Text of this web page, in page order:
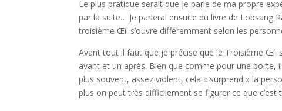
Le plus pratique serait que je parle de ma propre
par la suite… Je parlerai ensuite du livre de Lobsang
troisième Œil s’ouvre différemment selon les
Avant tout il faut que je précise que le Troisième Œil
avant et un après. Bien que comme pour une porte, il
plus souvent, assez violent, cela « surprend » la
plus on peut très difficilement se figurer ce que c’est